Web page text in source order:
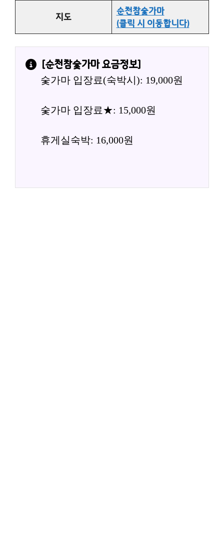
지도
순천참숯가마
(클릭 시 이동합니다)
[순천참숯가마 요금정보]
숯가마 입장료(숙박시): 19,000원
숯가마 입장료★: 15,000원
휴게실숙박: 16,000원